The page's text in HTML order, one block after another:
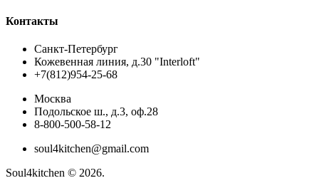
Контакты
Санкт-Петербург
Кожевенная линия, д.30 "Interloft"
+7(812)954-25-68
Москва
Подольское ш., д.3, оф.28
8-800-500-58-12
soul4kitchen@gmail.com
Soul4kitchen © 2026.